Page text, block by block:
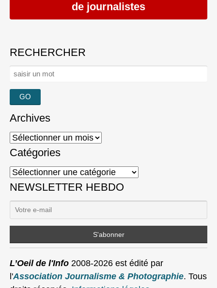
de journalistes
RECHERCHER
Rechercher :
Archives
Archives
Catégories
Catégories
NEWSLETTER HEBDO
L’Oeil de l'Info 2008-2026 est édité par
l'Association Journalisme & Photographie. Tous